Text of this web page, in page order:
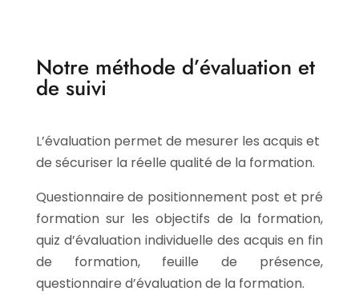
Notre méthode d’évaluation et
de suivi
L’évaluation permet de mesurer les acquis et
de sécuriser la réelle qualité de la formation.
Questionnaire de positionnement post et pré
formation sur les objectifs de la formation,
quiz d’évaluation individuelle des acquis en fin
de formation, feuille de présence,
questionnaire d’évaluation de la formation.